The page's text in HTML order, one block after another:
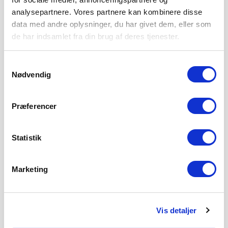
analysepartnere. Vores partnere kan kombinere disse
data med andre oplysninger, du har givet dem, eller som
de har indsamlet fra din brug af deres tjenester.
Nødvendig
Præferencer
Statistik
Marketing
Vis detaljer